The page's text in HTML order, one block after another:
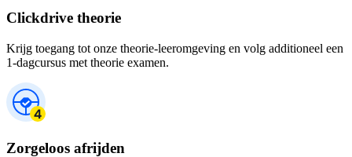
Clickdrive theorie
Krijg toegang tot onze theorie-leeromgeving en volg additioneel een
1-dagcursus met theorie examen.
Zorgeloos afrijden